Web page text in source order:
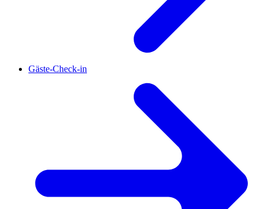
Gäste-Check-in